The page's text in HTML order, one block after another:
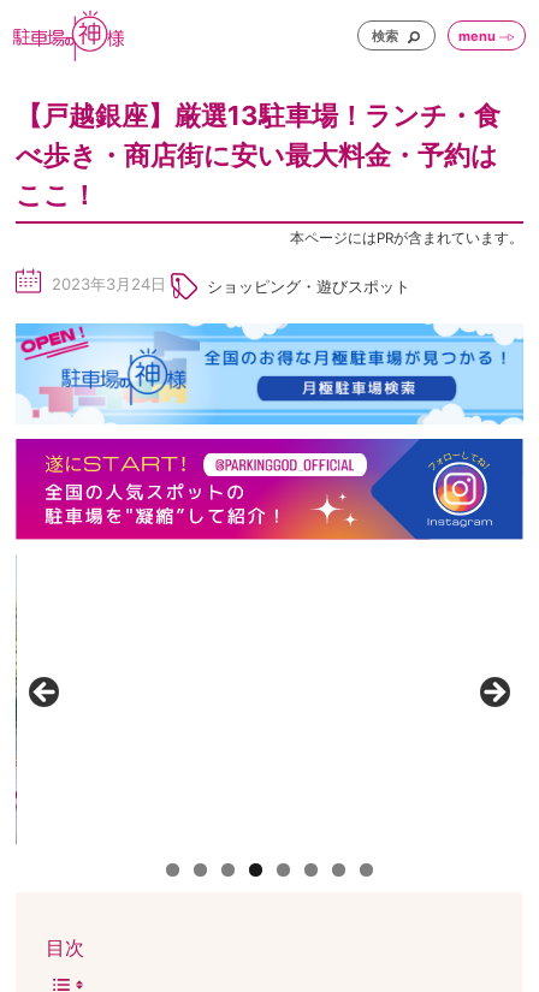
検索 menu
【戸越銀座】厳選13駐車場！ランチ・食
べ歩き・商店街に安い最大料金・予約は
ここ！
本ページにはPRが含まれています。
he
du
le
2023年3月24日 ショッピング・遊びスポット
目次